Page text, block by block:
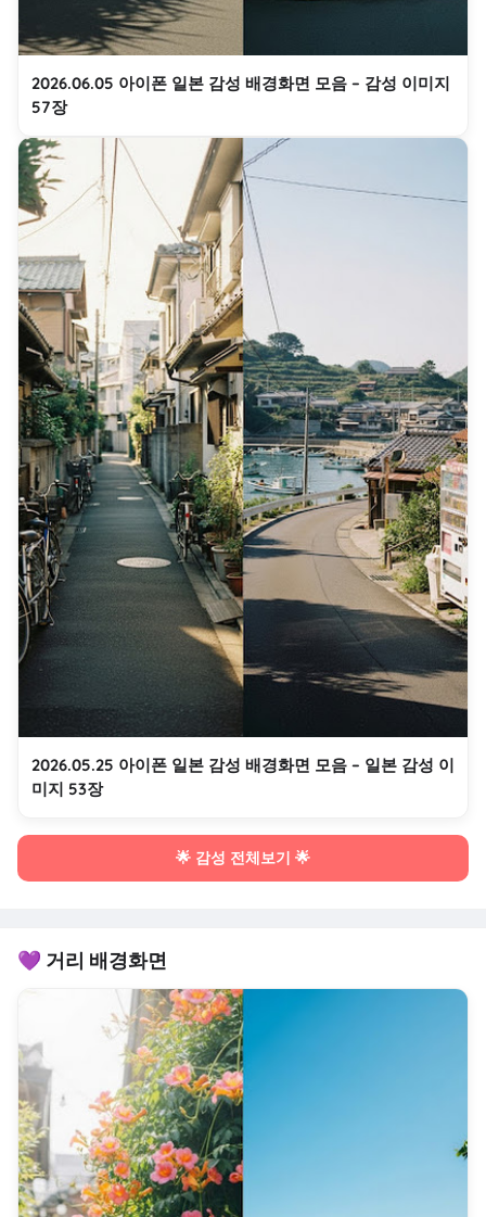
2026.06.05 아이폰 일본 감성 배경화면 모음 – 감성 이미지
57장
2026.05.25 아이폰 일본 감성 배경화면 모음 – 일본 감성 이
미지 53장
🌟 감성 전체보기 🌟
💜 거리 배경화면